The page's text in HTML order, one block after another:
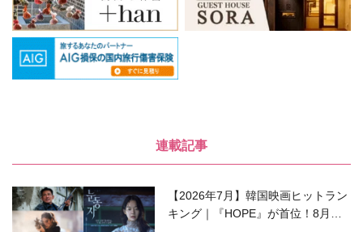
連載記事
【2026年7月】韓国映画ヒットラン
キング｜『HOPE』が首位！8月公